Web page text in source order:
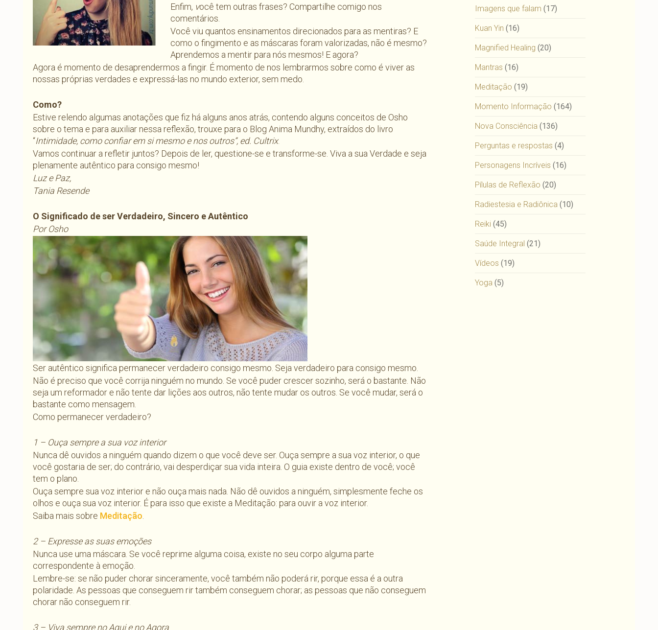
Enfim, você tem outras frases? Compartilhe comigo nos
comentários.
Você viu quantos ensinamentos direcionados para as mentiras? E
como o fingimento e as máscaras foram valorizadas, não é mesmo?
Aprendemos a mentir para nós mesmos! E agora?
Agora é momento de desaprendermos a fingir. É momento de nos lembrarmos sobre como é viver as
nossas próprias verdades e expressá-las no mundo exterior, sem medo.
Como?
Estive relendo algumas anotações que fiz há alguns anos atrás, contendo alguns conceitos de Osho
sobre o tema e para auxiliar nessa reflexão, trouxe para o Blog Anima Mundhy, extraídos do livro
“Intimidade, como confiar em si mesmo e nos outros”, ed. Cultrix.
Vamos continuar a refletir juntos? Depois de ler, questione-se e transforme-se. Viva a sua Verdade e seja
plenamente autêntico para consigo mesmo!
Luz e Paz,
Tania Resende
O Significado de ser Verdadeiro, Sincero e Autêntico
Por Osho
Ser autêntico significa permanecer verdadeiro consigo mesmo. Seja verdadeiro para consigo mesmo.
Não é preciso que você corrija ninguém no mundo. Se você puder crescer sozinho, será o bastante. Não
seja um reformador e não tente dar lições aos outros, não tente mudar os outros. Se você mudar, será o
bastante como mensagem.
Como permanecer verdadeiro?
1 – Ouça sempre a sua voz interior
Nunca dê ouvidos a ninguém quando dizem o que você deve ser. Ouça sempre a sua voz interior, o que
você gostaria de ser; do contrário, vai desperdiçar sua vida inteira. O guia existe dentro de você; você
tem o plano.
Ouça sempre sua voz interior e não ouça mais nada. Não dê ouvidos a ninguém, simplesmente feche os
olhos e ouça sua voz interior. É para isso que existe a Meditação: para ouvir a voz interior.
Saiba mais sobre Meditação
2 – Expresse as suas emoções
Nunca use uma máscara. Se você reprime alguma coisa, existe no seu corpo alguma parte
correspondente à emoção.
Lembre-se: se não puder chorar sinceramente, você também não poderá rir, porque essa é a outra
polaridade. As pessoas que conseguem rir também conseguem chorar; as pessoas que não conseguem
chorar não conseguem rir.
3 – Viva sempre no Aqui e no Agora
Imagens que falam (17)
Kuan Yin (16)
Magnified Healing (20)
Mantras (16)
Meditação (19)
Momento Informação (164)
Nova Consciência (136)
Perguntas e respostas (4)
Personagens Incríveis (16)
Pílulas de Reflexão (20)
Radiestesia e Radiônica (10)
Reiki (45)
Saúde Integral (21)
Vídeos (19)
Yoga (5)